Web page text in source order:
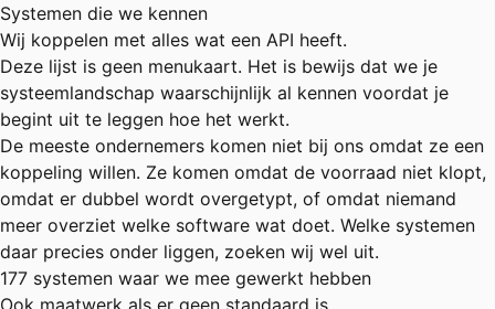
Systemen die we kennen
Wij koppelen met alles wat een API heeft.
Deze lijst is geen menukaart. Het is bewijs dat we je
systeemlandschap waarschijnlijk al kennen voordat je
begint uit te leggen hoe het werkt.
De meeste ondernemers komen niet bij ons omdat ze een
koppeling willen. Ze komen omdat de voorraad niet klopt,
omdat er dubbel wordt overgetypt, of omdat niemand
meer overziet welke software wat doet. Welke systemen
daar precies onder liggen, zoeken wij wel uit.
177 systemen waar we mee gewerkt hebben
Ook maatwerk als er geen standaard is